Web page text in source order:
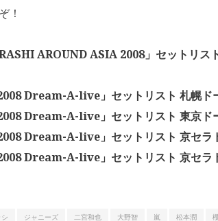
！
AROUND ASIA 2008」セットリス
Dream-A-live」セットリスト 札幌ド
Dream-A-live」セットリスト 東京ド
Dream-A-live」セットリスト 京セラ
Dream-A-live」セットリスト 京セラ
ジャニーズ 二宮和也 大野智 嵐 松本潤